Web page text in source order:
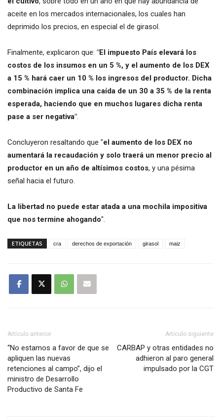
aceite en los mercados internacionales, los cuales han
deprimido los precios, en especial el de girasol.
Finalmente, explicaron que: "El impuesto País elevará los
costos de los insumos en un 5 %, y el aumento de los DEX
a 15 % hará caer un 10 % los ingresos del productor. Dicha
combinación implica una caída de un 30 a 35 % de la renta
esperada, haciendo que en muchos lugares dicha renta
pase a ser negativa".
Concluyeron resaltando que "el aumento de los DEX no
aumentará la recaudación y solo traerá un menor precio al
productor en un año de altísimos costos, y una pésima
señal hacia el futuro.
La libertad no puede estar atada a una mochila impositiva
que nos termine ahogando".
ETIQUETAS cra derechos de exportación girasol maiz
Artículo anterior
“No estamos a favor de que se
apliquen las nuevas
retenciones al campo”, dijo el
ministro de Desarrollo
Productivo de Santa Fe
Artículo siguiente
CARBAP y otras entidades no
adhieron al paro general
impulsado por la CGT